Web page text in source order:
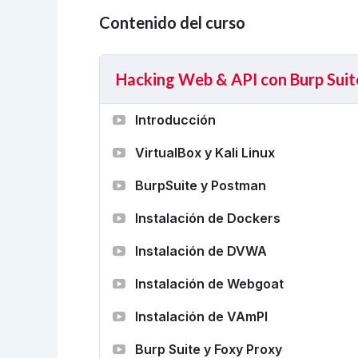
Contenido del curso
Hacking Web & API con Burp
Introducción
VirtualBox y Kali Linux
BurpSuite y Postman
Instalación de Dockers
Instalación de DVWA
Instalación de Webgoat
Instalación de VAmPI
Burp Suite y Foxy Proxy